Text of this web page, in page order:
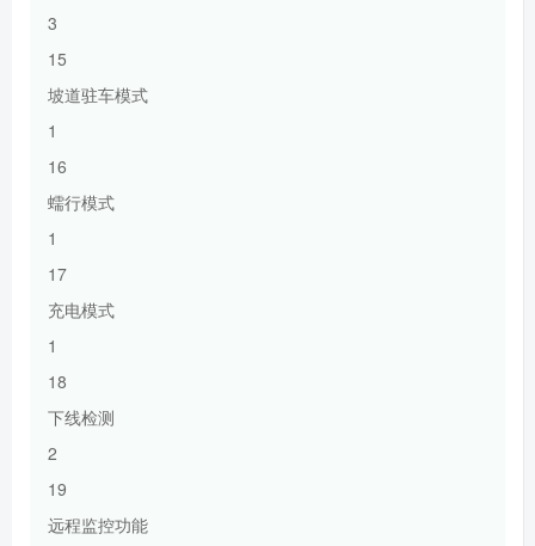
3
15
坡道驻车模式
1
16
蠕行模式
1
17
充电模式
1
18
下线检测
2
19
远程监控功能